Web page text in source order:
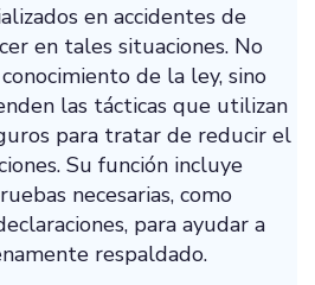
en accidentes de
en tales situaciones. No
de la ley, sino
las tácticas que utilizan
para tratar de reducir el
Su función incluye
necesarias, como
para ayudar a
respaldado.